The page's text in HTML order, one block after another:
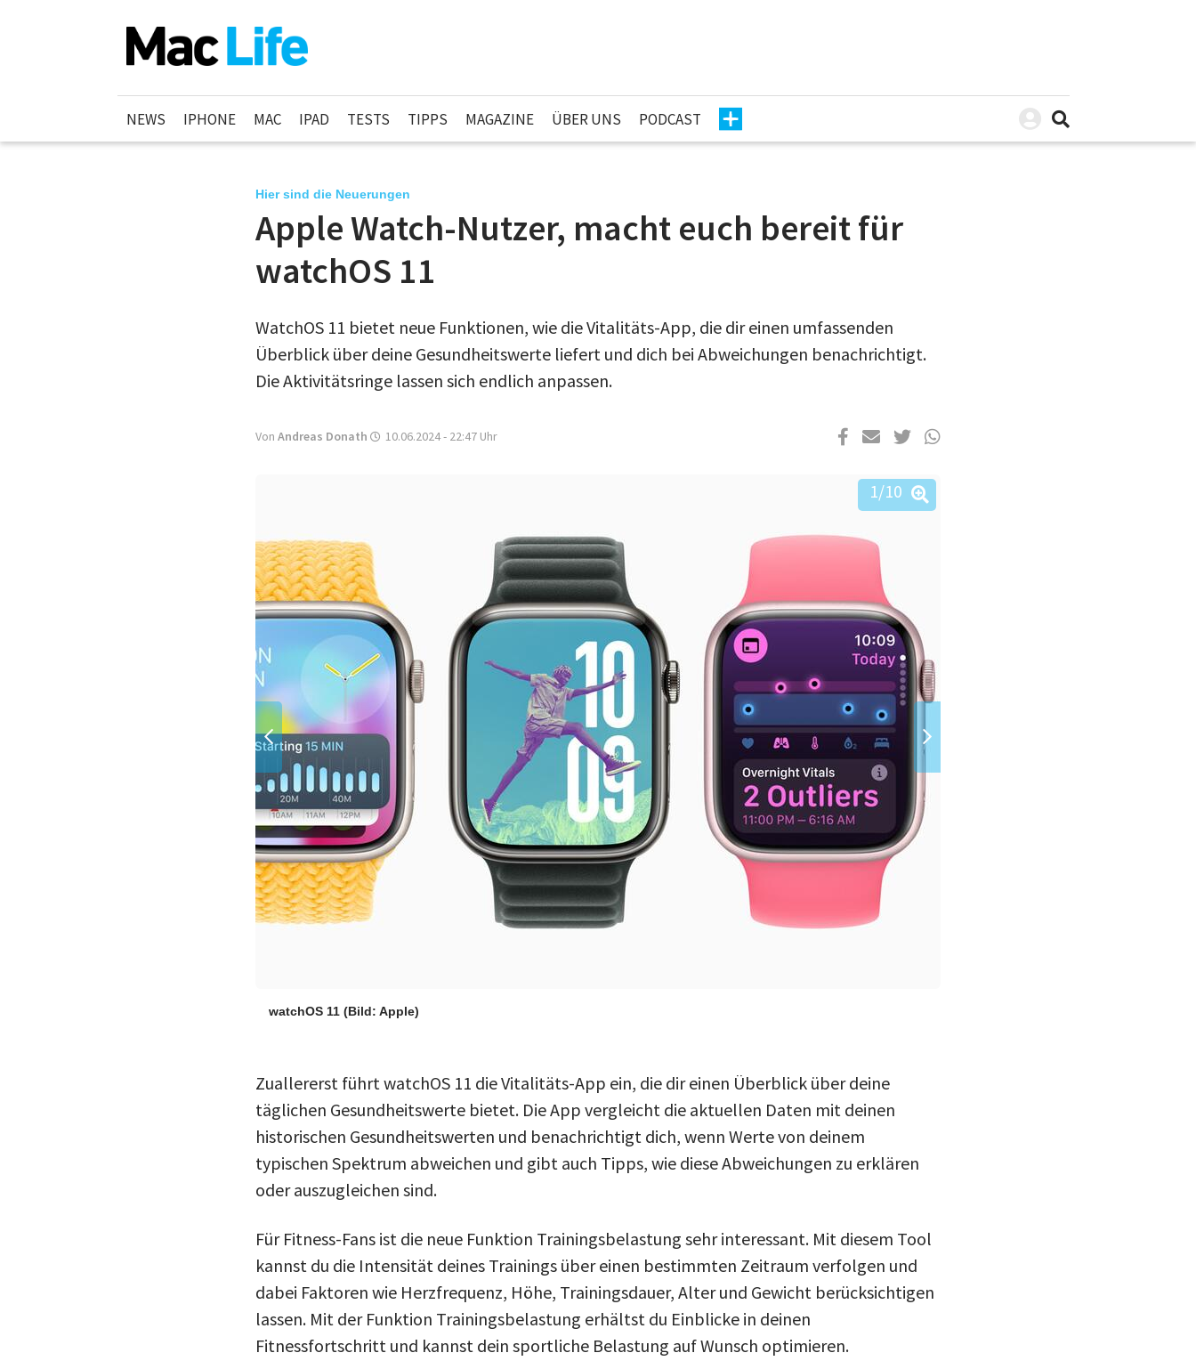
NEWS IPHONE MAC IPAD TESTS TIPPS MAGAZINE ÜBER UNS PODCAST
Hier sind die Neuerungen
Apple Watch-Nutzer, macht euch bereit für
watchOS 11
WatchOS 11 bietet neue Funktionen, wie die Vitalitäts-App, die dir einen umfassenden
Überblick über deine Gesundheitswerte liefert und dich bei Abweichungen benachrichtigt.
Die Aktivitätsringe lassen sich endlich anpassen.
Von Andreas Donath 10.06.2024 - 22:47 Uhr
watchOS 11 (Bild: Apple)
1/10
Zuallererst führt watchOS 11 die Vitalitäts-App ein, die dir einen Überblick über deine
täglichen Gesundheitswerte bietet. Die App vergleicht die aktuellen Daten mit deinen
historischen Gesundheitswerten und benachrichtigt dich, wenn Werte von deinem
typischen Spektrum abweichen und gibt auch Tipps, wie diese Abweichungen zu erklären
oder auszugleichen sind.
Für Fitness-Fans ist die neue Funktion Trainingsbelastung sehr interessant. Mit diesem Tool
kannst du die Intensität deines Trainings über einen bestimmten Zeitraum verfolgen und
dabei Faktoren wie Herzfrequenz, Höhe, Trainingsdauer, Alter und Gewicht berücksichtigen
lassen. Mit der Funktion Trainingsbelastung erhältst du Einblicke in deinen
Fitnessfortschritt und kannst dein sportliche Belastung auf Wunsch optimieren.